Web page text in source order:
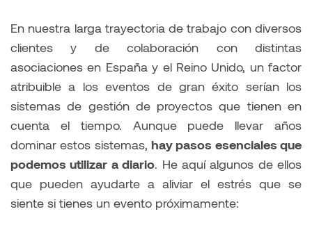
En nuestra larga trayectoria de trabajo con diversos
clientes y de colaboración con distintas
asociaciones en España y el Reino Unido, un factor
atribuible a los eventos de gran éxito serían los
sistemas de gestión de proyectos que tienen en
cuenta el tiempo. Aunque puede llevar años
dominar estos sistemas, hay pasos esenciales que
podemos utilizar a diario. He aquí algunos de ellos
que pueden ayudarte a aliviar el estrés que se
siente si tienes un evento próximamente: